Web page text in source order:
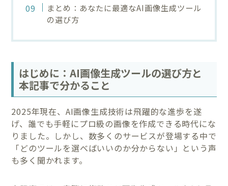
まとめ：あなたに最適なAI画像生成ツール
の選び方
はじめに：AI画像生成ツールの選び方と
本記事で分かること
2025年現在、AI画像生成技術は飛躍的な進歩を遂
げ、誰でも手軽にプロ級の画像を作成できる時代にな
りました。しかし、数多くのサービスが登場する中で
「どのツールを選べばいいのか分からない」という声
も多く聞かれます。